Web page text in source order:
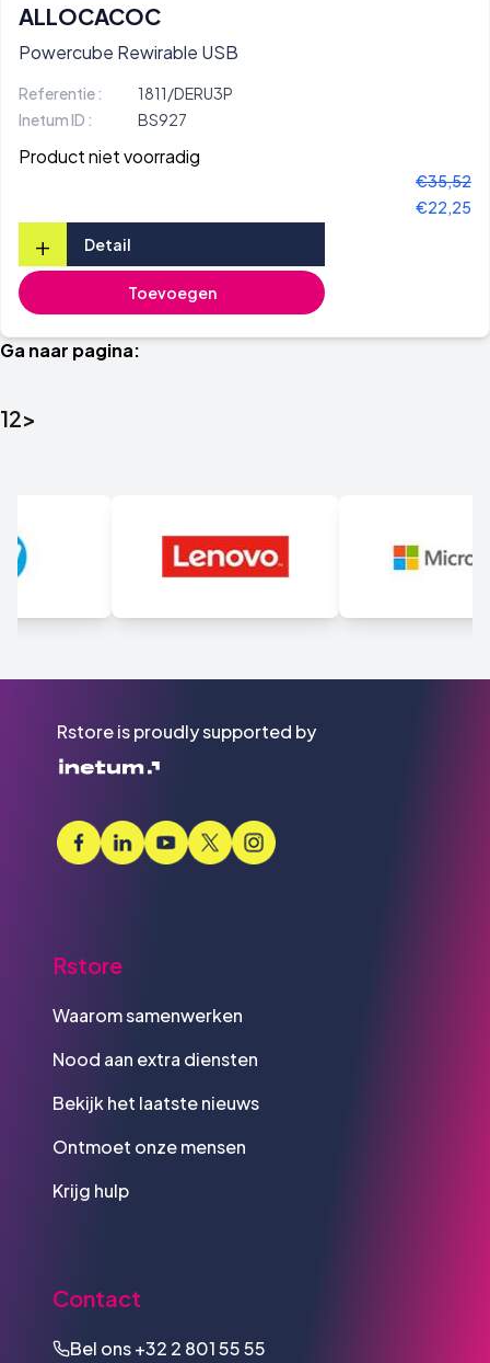
ALLOCACOC
Powercube Rewirable USB
Referentie :
1811/DERU3P
Inetum ID :
BS927
Product niet voorradig
€35,52
€22,25
+ Detail
Toevoegen
Ga naar pagina:
12>
Rstore is proudly supported by
Rstore
Waarom samenwerken
Nood aan extra diensten
Bekijk het laatste nieuws
Ontmoet onze mensen
Krijg hulp
Contact
Bel ons+32 2 801 55 55